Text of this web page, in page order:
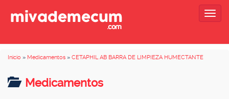
Inicio » Medicamentos » CETAPHIL AB BARRA DE LIMPIEZA HUMECTANTE
Medicamentos